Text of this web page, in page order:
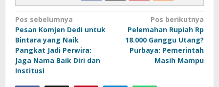
Navigasi
pos
Pos sebelumnya
Pesan Komjen Dedi untuk
Bintara yang Naik
Pangkat Jadi Perwira:
Jaga Nama Baik Diri dan
Institusi
Pos berikutnya
Pelemahan Rupiah Rp
18.000 Ganggu Utang?
Purbaya: Pemerintah
Masih Mampu